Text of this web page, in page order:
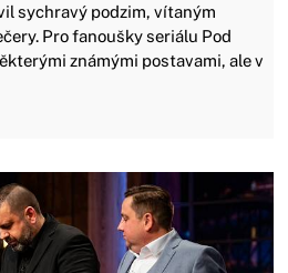
sychravý podzim, vítaným
Pro fanoušky seriálu Pod
známými postavami, ale v